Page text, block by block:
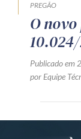
PREGÃO
O
Publicado em
por Equipe